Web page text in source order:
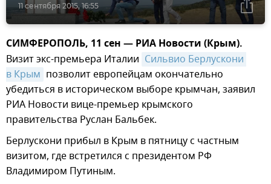
11 сентября 2015, 16:55
СИМФЕРОПОЛЬ, 11 сен — РИА Новости (Крым).
Визит экс-премьера Италии Сильвио Берлускони
в Крым позволит европейцам окончательно
убедиться в историческом выборе крымчан, заявил
РИА Новости вице-премьер крымского
правительства Руслан Бальбек.
Берлускони прибыл в Крым в пятницу с частным
визитом, где встретился с президентом РФ
Владимиром Путиным.